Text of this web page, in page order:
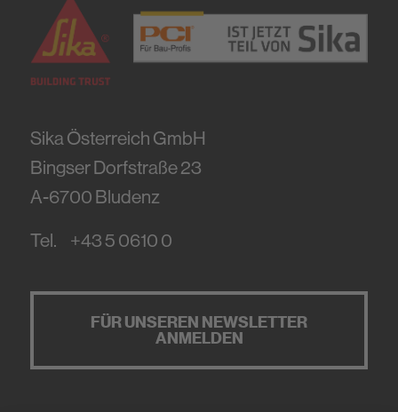
Sika Österreich GmbH
Bingser Dorfstraße 23
A-6700 Bludenz
Tel. +43 5 0610 0
FÜR UNSEREN NEWSLETTER
ANMELDEN